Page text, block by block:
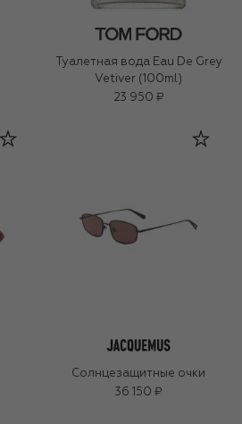
Туалетная вода Eau De Grey
Vetiver (100ml)
23 950 ₽
Солнцезащитные очки
36 150 ₽